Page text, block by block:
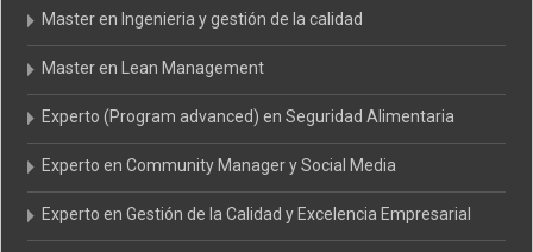
Master en Ingenieria y gestión de la calidad
Master en Lean Management
Experto (Program advanced) en Seguridad Alimentaria
Experto en Community Manager y Social Media
Experto en Gestión de la Calidad y Excelencia Empresarial